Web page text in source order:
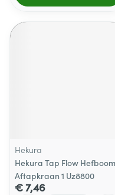
Hekura
Hekura Tap Flow Hefboom
Aftapkraan 1 Uz8800
€ 7,46